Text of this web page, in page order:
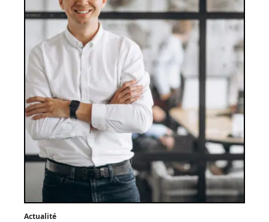
Actualité